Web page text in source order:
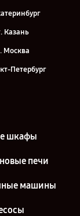
Казань
Москва
Петербург
шкафы
печи
машины